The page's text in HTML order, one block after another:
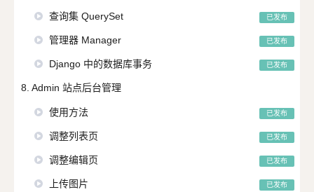
查询集 QuerySet 已发布
管理器 Manager 已发布
Django 中的数据库事务 已发布
8. Admin 站点后台管理
使用方法 已发布
调整列表页 已发布
调整编辑页 已发布
上传图片 已发布